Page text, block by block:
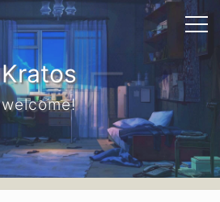
Kratos
welcome!